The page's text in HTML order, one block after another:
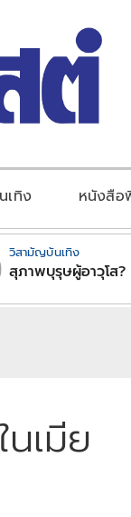
เทิง หนังสื
วิสามัญบันเทิง
สุภาพบุรุษผู้อาวุโส?
เมีย